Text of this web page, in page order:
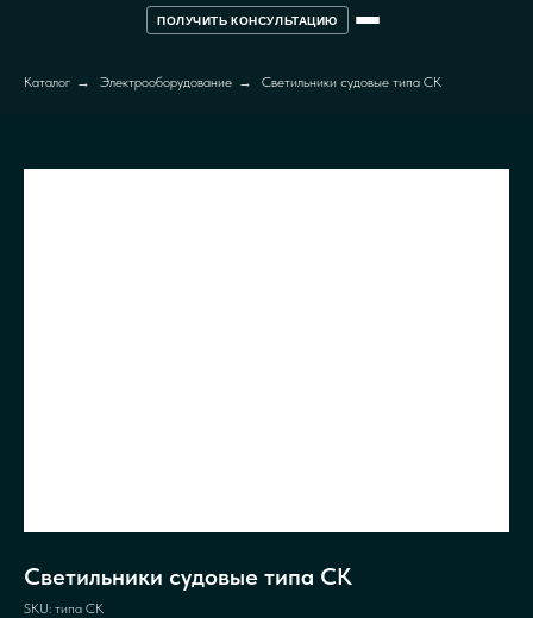
ПОЛУЧИТЬ КОНСУЛЬТАЦИЮ
Каталог → Электрооборудование → Светильники судовые типа СК
Светильники судовые типа СК
SKU: типа СК